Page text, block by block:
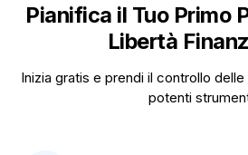
Pianifica il Tuo Primo
Libertà
Inizia gratis e prendi il controllo
potenti